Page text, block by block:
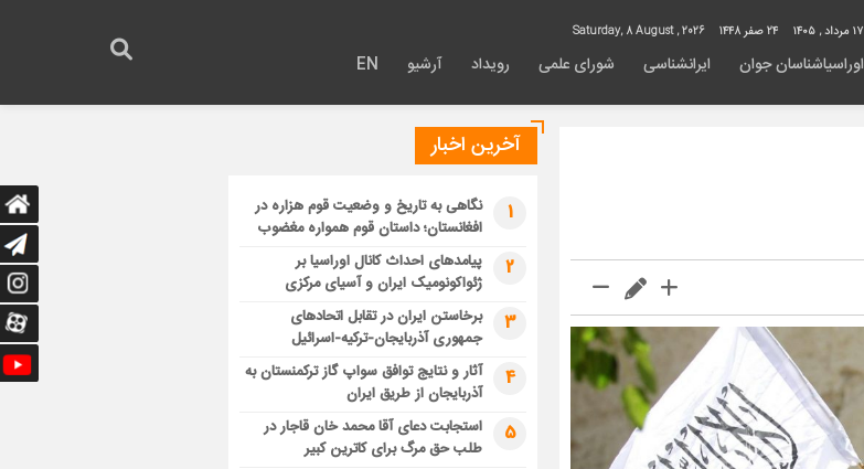
24 صفر 1448
اوراسیاشناسان جوان ایرانشناسی شورای علمی رویداد آرشیو EN
آخرین اخبار
1
نگاهی به تاریخ و وضعیت قوم هزاره در
افغانستان؛ داستان قوم همواره مغضوب
2
پیامدهای احداث کانال اوراسیا بر
ژئواکونومیک ایران و آسیای مرکزی
3
برخاستن ایران در تقابل اتحادهای
جمهوری آذربایجان-ترکیه-اسرائیل
4
آثار و نتایج توافق سواپ گاز ترکمنستان به
آذربایجان از طریق ایران
5
استجابت دعای آقا محمد خان قاجار در
طلب حق مرگ برای کاترین کبیر